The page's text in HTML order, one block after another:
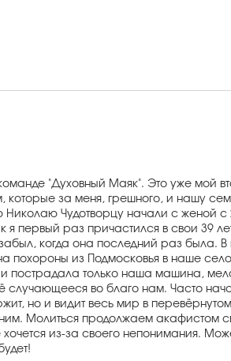
"Духовный Маяк". Это уже мой
за меня, грешного, и нашу
Чудотворцу начали с женой
первый раз причастился в свои 39
когда она последний раз была. В
из Подмосковья в наше село
только наша машина,
во благо нам. Часто
но и видит весь мир в
Молиться продолжаем акафистом
из-за своего непонимания.